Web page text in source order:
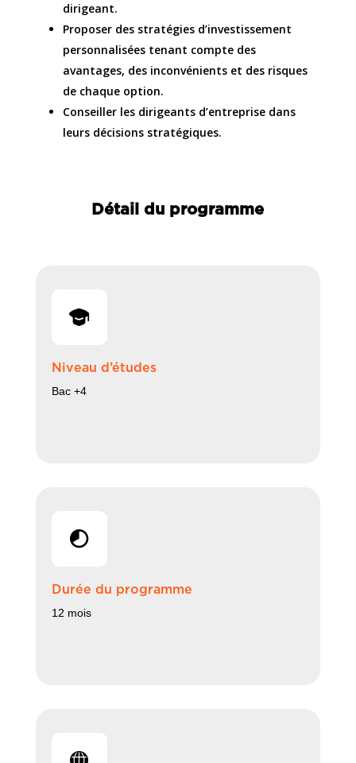
dirigeant.
Proposer des stratégies d’investissement
personnalisées tenant compte des
avantages, des inconvénients et des risques
de chaque option.
Conseiller les dirigeants d’entreprise dans
leurs décisions stratégiques.
Détail du programme
Niveau d’études
Bac +4
Durée du programme
12 mois